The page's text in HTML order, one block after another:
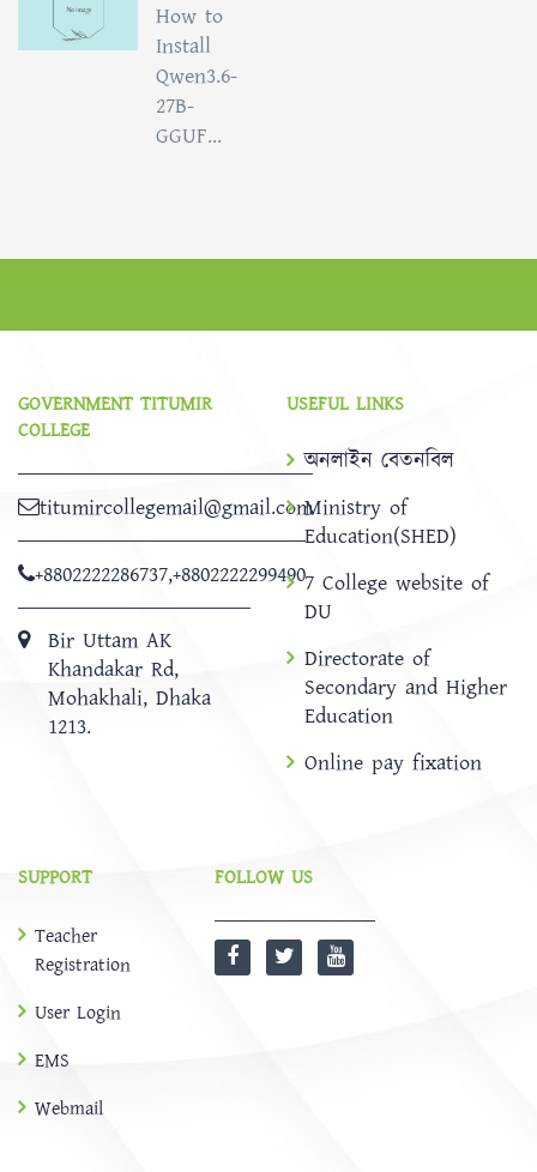
How to
Install
Qwen3.6-
27B-
GGUF...
GOVERNMENT TITUMIR
COLLEGE
titumircollegemail@gmail.com
+8802222286737,+8802222299490
Bir Uttam AK
Khandakar Rd,
Mohakhali, Dhaka
1213.
USEFUL LINKS
অনলাইন বেতনবিল
Ministry of
Education(SHED)
7 College website of
DU
Directorate of
Secondary and Higher
Education
Online pay fixation
SUPPORT
Teacher
Registration
User Login
EMS
Webmail
FOLLOW US